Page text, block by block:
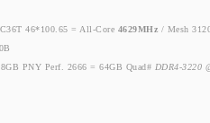
46*100.65 = All-Core 4629MHz / Mesh
PNY Perf. 2666 = 64GB Quad# DDR4-3220